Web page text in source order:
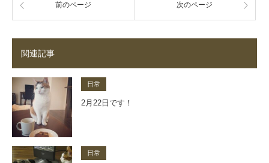
前のページ 次のページ
関連記事
日常
2月22日です！
日常